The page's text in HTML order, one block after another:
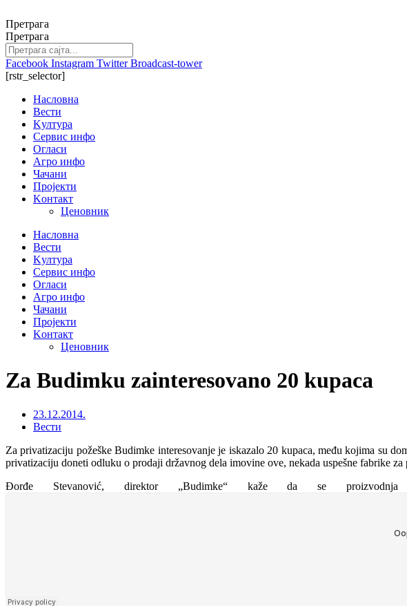
на
садржај
Претрага
Претрага
Facebook Instagram Twitter Broadcast-tower
[rstr_selector]
Насловна
Вести
Kултура
Сервис инфо
Огласи
Агро инфо
Чачани
Пројекти
Kонтакт
Ценовник
Насловна
Вести
Kултура
Сервис инфо
Огласи
Агро инфо
Чачани
Пројекти
Kонтакт
Ценовник
Za Budimku zainteresovano 20 kupaca
23.12.2014.
Вести
Za privatizaciju požeške Budimke interesovanje je iskazalo 20 kupaca, među kojima su
privatizaciju doneti odluku o prodaji državnog dela imovine ove, nekada uspešne fabrike za
Đorđe Stevanović, direktor „Budimke“ kaže da se